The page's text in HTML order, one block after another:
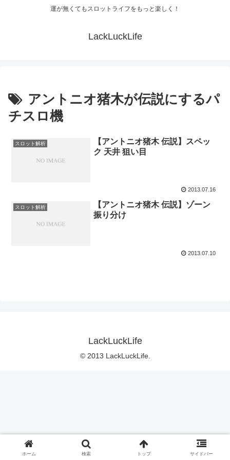
運が無くてもスロットライフをもっと楽しく！
LackLuckLife
アントニオ猪木が伝説にするパ
チスロ機
スロット解析
【アントニオ猪木 伝説】スペッ
ク 天井 狙い目
2013.07.16
スロット解析
【アントニオ猪木 伝説】ゾーン
振り分け
2013.07.10
LackLuckLife
© 2013 LackLuckLife.
ホーム 検索 トップ サイドバー